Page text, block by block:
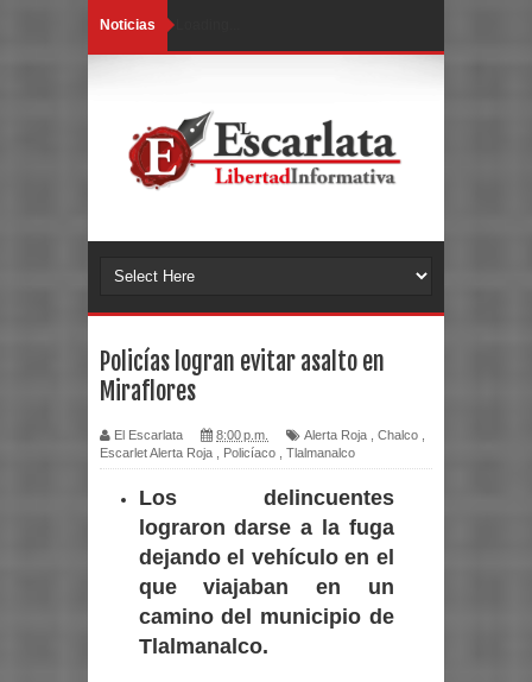
Noticias
Policías logran evitar asalto en
Miraflores
El Escarlata 8:00 p.m. Alerta Roja Chalco
Escarlet Alerta Roja
Policíaco Tlalmanalco
Los delincuentes
lograron darse a la fuga
dejando el vehículo en el
que viajaban en un
camino del municipio de
Tlalmanalco.